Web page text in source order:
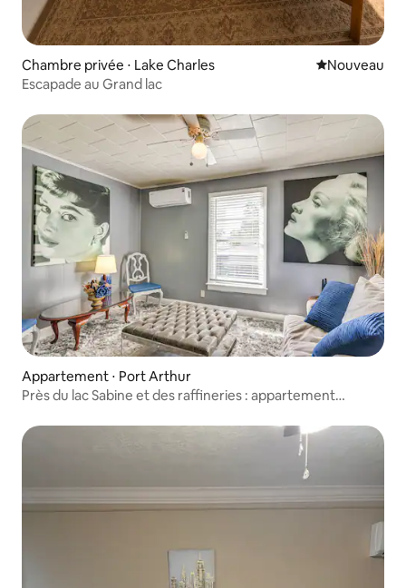
Chambre privée ⋅ Lake Charles Nouvel
Nouveau
Escapade au Grand lac
Appartement ⋅ Port Arthur
Près du lac Sabine et des raffineries : appartement